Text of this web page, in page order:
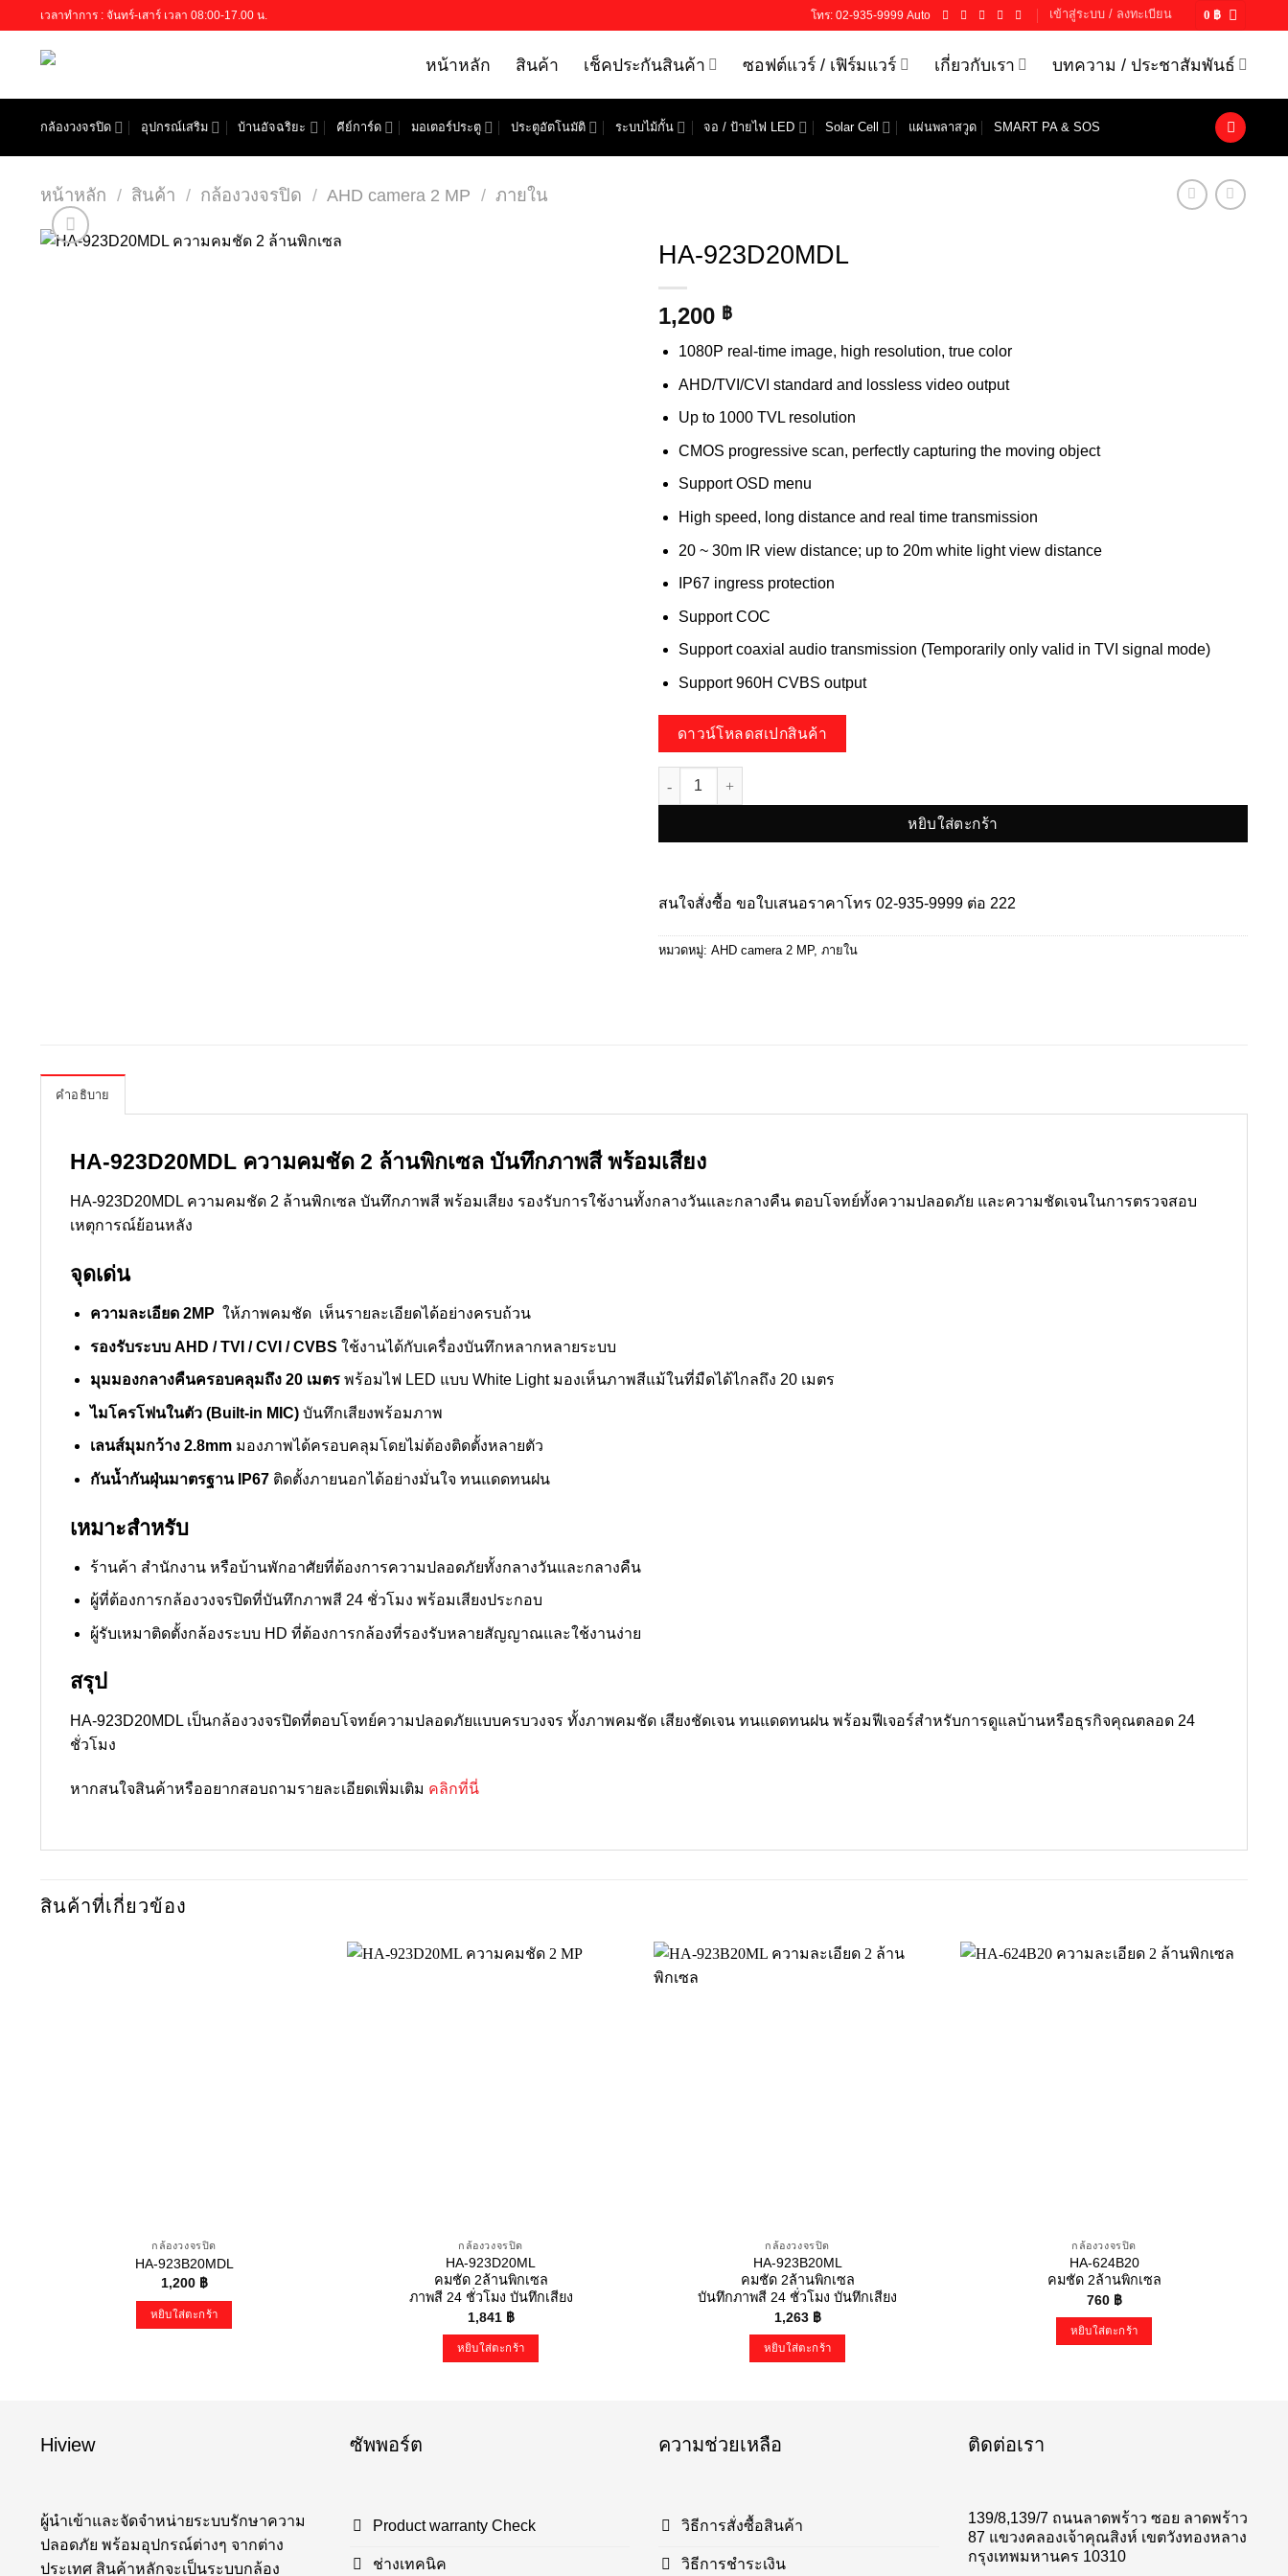
to
content
เวลาทำการ : จันทร์-เสาร์ เวลา 08:00-17.00 น. โทร: 02-935-9999 Auto เข้าสู่ระบบ / ลงทะเบียน 0 ฿
หน้าหลัก สินค้า เช็คประกันสินค้า ซอฟต์แวร์ / เฟิร์มแวร์ เกี่ยวกับเรา บทความ / ประชาสัมพันธ์
กล้องวงจรปิด อุปกรณ์เสริม บ้านอัจฉริยะ คีย์การ์ด มอเตอร์ประตู ประตูอัตโนมัติ ระบบไม้กั้น จอ / ป้ายไฟ LED Solar Cell แผ่นพลาสวูด SMART PA & SOS
หน้าหลัก / สินค้า / กล้องวงจรปิด / AHD camera 2 MP / ภายใน
HA-923D20MDL
1,200 ฿
1080P real-time image, high resolution, true color
AHD/TVI/CVI standard and lossless video output
Up to 1000 TVL resolution
CMOS progressive scan, perfectly capturing the moving object
Support OSD menu
High speed, long distance and real time transmission
20 ~ 30m IR view distance; up to 20m white light view distance
IP67 ingress protection
Support COC
Support coaxial audio transmission (Temporarily only valid in TVI signal mode)
Support 960H CVBS output
ดาวน์โหลดสเปกสินค้า
จำนวน HA-923D20MDL ชิ้น
หยิบใส่ตะกร้า
สนใจสั่งซื้อ ขอใบเสนอราคาโทร 02-935-9999 ต่อ 222
หมวดหมู่: AHD camera 2 MP, ภายใน
คำอธิบาย
HA-923D20MDL ความคมชัด 2 ล้านพิกเซล บันทึกภาพสี พร้อมเสียง
HA-923D20MDL ความคมชัด 2 ล้านพิกเซล บันทึกภาพสี พร้อมเสียง รองรับการใช้งานทั้งกลางวันและกลางคืน ตอบโจทย์ทั้งความปลอดภัย และความชัดเจนในการตรวจสอบ
เหตุการณ์ย้อนหลัง
จุดเด่น
ความละเอียด 2MP ให้ภาพคมชัด เห็นรายละเอียดได้อย่างครบถ้วน
รองรับระบบ AHD / TVI / CVI / CVBS ใช้งานได้กับเครื่องบันทึกหลากหลายระบบ
มุมมองกลางคืนครอบคลุมถึง 20 เมตรพร้อมไฟ LED แบบ White Light มองเห็นภาพสีแม้ในที่มืดได้ไกลถึง 20 เมตร
ไมโครโฟนในตัว (Built-in MIC)บันทึกเสียงพร้อมภาพ
เลนส์มุมกว้าง 2.8mmมองภาพได้ครอบคลุมโดยไม่ต้องติดตั้งหลายตัว
กันน้ำกันฝุ่นมาตรฐาน IP67ติดตั้งภายนอกได้อย่างมั่นใจ ทนแดดทนฝน
เหมาะสำหรับ
ร้านค้า สำนักงาน หรือบ้านพักอาศัยที่ต้องการความปลอดภัยทั้งกลางวันและกลางคืน
ผู้ที่ต้องการกล้องวงจรปิดที่บันทึกภาพสี 24 ชั่วโมง พร้อมเสียงประกอบ
ผู้รับเหมาติดตั้งกล้องระบบ HD ที่ต้องการกล้องที่รองรับหลายสัญญาณและใช้งานง่าย
สรุป
HA-923D20MDL เป็นกล้องวงจรปิดที่ตอบโจทย์ความปลอดภัยแบบครบวงจร ทั้งภาพคมชัด เสียงชัดเจน ทนแดดทนฝน พร้อมฟีเจอร์สำหรับการดูแลบ้านหรือธุรกิจคุณตลอด 24
ชั่วโมง
หากสนใจสินค้าหรืออยากสอบถามรายละเอียดเพิ่มเติม คลิกที่นี่
สินค้าที่เกี่ยวข้อง
กล้องวงจรปิด
HA-923B20MDL
1,200 ฿
หยิบใส่ตะกร้า
กล้องวงจรปิด
HA-923D20ML
คมชัด 2ล้านพิกเซล
ภาพสี 24 ชั่วโมง บันทึกเสียง
1,841 ฿
หยิบใส่ตะกร้า
กล้องวงจรปิด
HA-923B20ML
คมชัด 2ล้านพิกเซล
บันทึกภาพสี 24 ชั่วโมง บันทึกเสียง
1,263 ฿
หยิบใส่ตะกร้า
กล้องวงจรปิด
HA-624B20
คมชัด 2ล้านพิกเซล
760 ฿
หยิบใส่ตะกร้า
Hiview
ผู้นำเข้าและจัดจำหน่ายระบบรักษาความ
ปลอดภัย พร้อมอุปกรณ์ต่างๆ จากต่าง
ประเทศ สินค้าหลักจะเป็นระบบกล้อง
ซัพพอร์ต
Product warranty Check
ช่างเทคนิค
ความช่วยเหลือ
วิธีการสั่งซื้อสินค้า
วิธีการชำระเงิน
ติดต่อเรา
139/8,139/7 ถนนลาดพร้าว ซอย ลาดพร้าว
87 แขวงคลองเจ้าคุณสิงห์ เขตวังทองหลาง
กรุงเทพมหานคร 10310